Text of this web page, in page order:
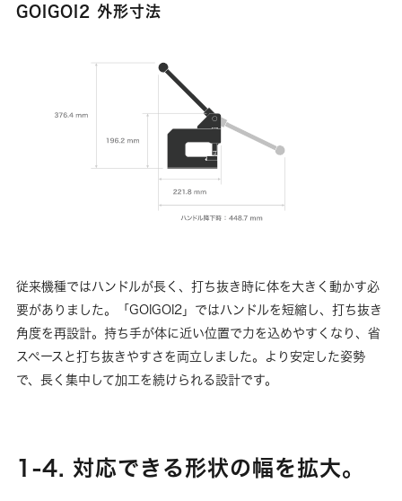
GOIGOI2 外形寸法
従来機種ではハンドルが長く、打ち抜き時に体を大きく動かす必
要がありました。「GOIGOI2」ではハンドルを短縮し、打ち抜き
角度を再設計。持ち手が体に近い位置で力を込めやすくなり、省
スペースと打ち抜きやすさを両立しました。より安定した姿勢
で、長く集中して加工を続けられる設計です。
1-4. 対応できる形状の幅を拡大。